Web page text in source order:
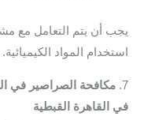
يجب أن يتم التعامل مع
استخدام المواد الكيميائية.
7. مكافحة الصراصير في
في القاهرة القبطية